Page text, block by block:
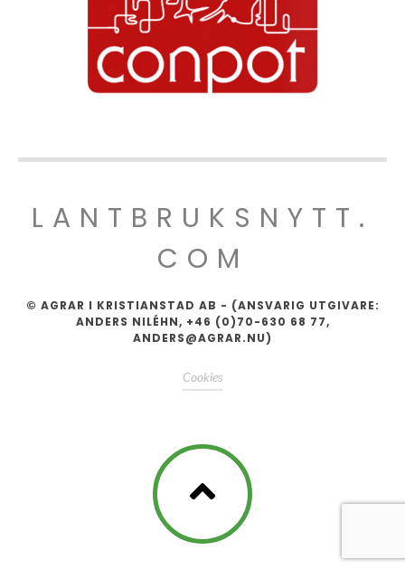
LANTBRUKSNYTT.
COM
© AGRAR I KRISTIANSTAD AB - (ANSVARIG UTGIVARE:
ANDERS NILÉHN, +46 (0)70-630 68 77,
ANDERS@AGRAR.NU)
Cookies